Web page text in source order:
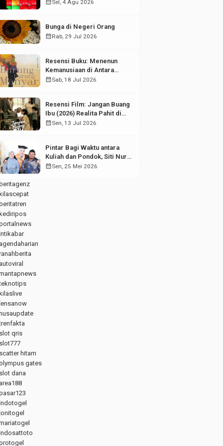
calendar_month Sel, 4 Agu 2026
Bunga di Negeri Orang
calendar_monthRab, 29 Jul 2026
Resensi Buku: Menenun
Kemanusiaan di Antara
Puing Sejarah
calendar_monthSab, 18 Jul 2026
Resensi Film: Jangan Buang
Ibu (2026) Realita Pahit di
Balik Kesuksesan Anak
calendar_monthSen, 13 Jul 2026
Pintar Bagi Waktu antara
Kuliah dan Pondok, Siti Nur
Aisyah Sabet Gelar
calendar_monthSen, 25 Mei 2026
beritagenz
kilascepat
beritatren
kediripos
agendaharian
autoviral
kilaslive
lensanow
slot qris
slot777
scatter hitam
gates
slot dana
area188